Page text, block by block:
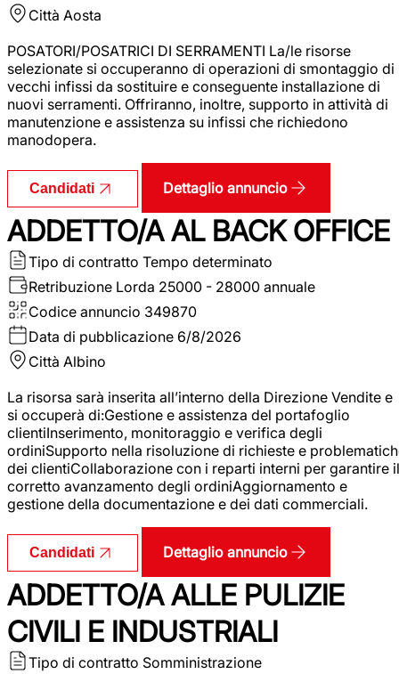
Città Aosta
POSATORI/POSATRICI DI SERRAMENTI La/le risorse
selezionate si occuperanno di operazioni di smontaggio di
vecchi infissi da sostituire e conseguente installazione di
nuovi serramenti. Offriranno, inoltre, supporto in attività di
manutenzione e assistenza su infissi che richiedono
manodopera.
Candidati Dettaglio annuncio
ADDETTO/A AL BACK OFFICE
Tipo di contratto Tempo determinato
Retribuzione Lorda 25000 - 28000 annuale
Codice annuncio 349870
Data di pubblicazione 6/8/2026
Città Albino
La risorsa sarà inserita all’interno della Direzione Vendite e
si occuperà di:Gestione e assistenza del portafoglio
clientiInserimento, monitoraggio e verifica degli
ordiniSupporto nella risoluzione di richieste e
dei clientiCollaborazione con i reparti interni per garantire il
corretto avanzamento degli ordiniAggiornamento e
gestione della documentazione e dei dati commerciali.
Candidati Dettaglio annuncio
ADDETTO/A ALLE PULIZIE
CIVILI E INDUSTRIALI
Tipo di contratto Somministrazione